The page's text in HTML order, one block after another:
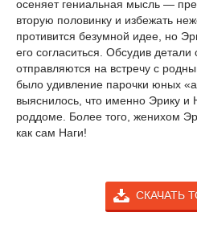
осеняет гениальная мысль —
вторую половинку и избежать
противится безумной идее, но
его согласиться. Обсудив
отправляются на встречу с
было удивление парочки юных
выяснилось, что именно Эрику и
роддоме. Более того, женихом
как сам Наги!
СКАЧАТЬ